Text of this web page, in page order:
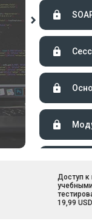
Доступ к
19,99 USD